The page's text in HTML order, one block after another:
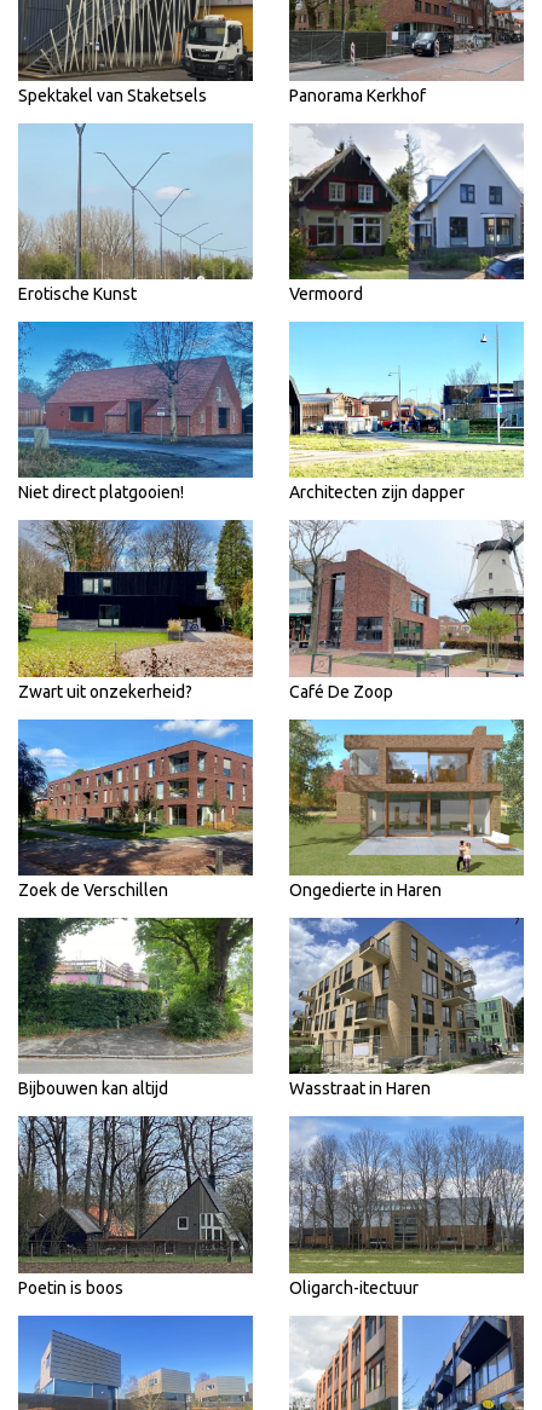
Spektakel van Staketsels Panorama Kerkhof
Erotische Kunst Vermoord
Niet direct platgooien! Architecten zijn dapper
Zwart uit onzekerheid? Café De Zoop
Zoek de Verschillen Ongedierte in Haren
Bijbouwen kan altijd Wasstraat in Haren
Poetin is boos Oligarch-itectuur